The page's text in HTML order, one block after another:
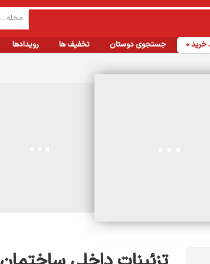
رویدادها تخفیف ها جستجوی دوستان خرید0